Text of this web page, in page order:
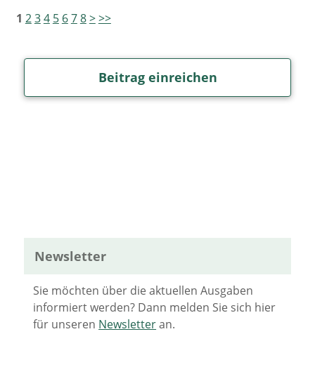
1 234 5 678>>>
Beitrag einreichen
Newsletter
Sie möchten über die aktuellen Ausgaben
informiert werden? Dann melden Sie sich hier
für unseren Newsletteran.